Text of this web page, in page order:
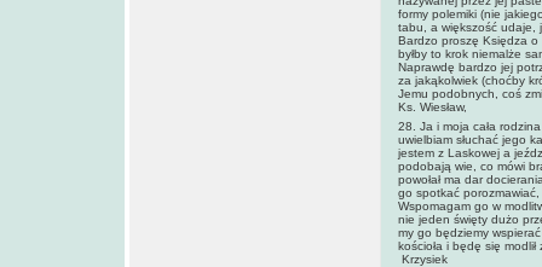
formy polemiki (nie
tabu, a większość udaje,
Bardzo proszę Księdza o
byłby to krok niemalże
Naprawdę bardzo jej
za jakąkolwiek (choćby
Jemu podobnych, coś
Ks. Wiesław,
28. Ja i moja cała
uwielbiam słuchać jego
jestem z Laskowej a
podobają wie, co mówi
powołał ma dar
go spotkać
Wspomagam go w
nie jeden święty dużo
my go będziemy
kościoła i będę się
Krzysiek